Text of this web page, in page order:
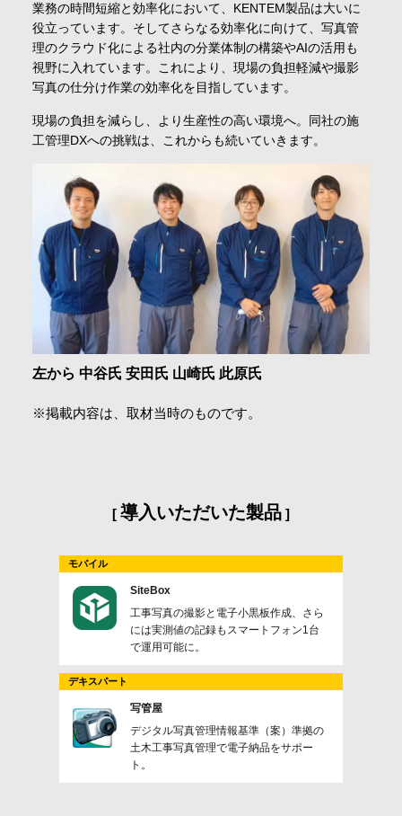
業務の時間短縮と効率化において、KENTEM製品は大いに
役立っています。そしてさらなる効率化に向けて、写真管
理のクラウド化による社内の分業体制の構築やAIの活用も
視野に入れています。これにより、現場の負担軽減や撮影
写真の仕分け作業の効率化を目指しています。
現場の負担を減らし、より生産性の高い環境へ。同社の施
工管理DXへの挑戦は、これからも続いていきます。
左から 中谷氏 安田氏 山崎氏 此原氏
※掲載内容は、取材当時のものです。
導入いただいた製品
モバイル
SiteBox
工事写真の撮影と電子小黒板作成、さら
には実測値の記録もスマートフォン1台
で運用可能に。
デキスパート
写管屋
デジタル写真管理情報基準（案）準拠の
土木工事写真管理で電子納品をサポー
ト。